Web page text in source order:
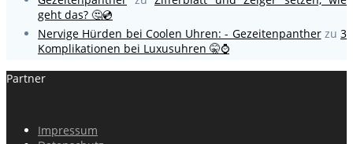
geht das? 🤔💿
Nervige Hürden bei Coolen Uhren: - Gezeitenpantherzu 3
Komplikationen bei Luxusuhren 🤫⌚
Partner
Impressum